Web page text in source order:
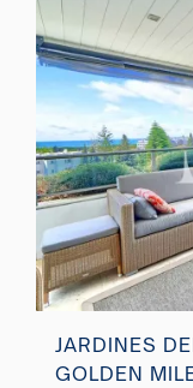
JARDINES
GOLDEN